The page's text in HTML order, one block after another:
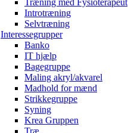
Træning med Fysioterapeut
Introtræning
Selvtræning
Interessegrupper
Banko
IT hjælp
Bagegruppe
Maling akryl/akvarel
Madhold for mænd
Strikkegruppe
Syning
Krea Gruppen
Træ